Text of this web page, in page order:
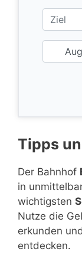
Tipps
Der Bahnhof
in
wichtigsten
Nutze die
erkunden
entdecken.